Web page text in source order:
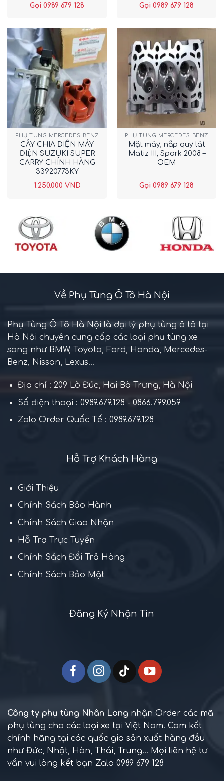
Gọi 0989 679 128 Gọi 0989 679 128
PHỤ TÙNG MERCEDES-BENZ
CÂY CHIA ĐIỆN MÁY
ĐIỆN SUZUKI SUPER
CARRY CHÍNH HÃNG
33920773KY
1.250.000 VND
PHỤ TÙNG MERCEDES-BENZ
Mặt máy, nắp quy lát
Matiz III, Spark 2008 –
OEM
Gọi 0989 679 128
Về Phụ Tùng Ô Tô Hà Nội
Phụ Tùng Ô Tô Hà Nội là đại lý phụ tùng ô tô tại
Hà Nội chuyên cung cấp các loại phụ tùng xe
sang như BMW, Toyota, Ford, Honda, Mercedes-
Benz, Nissan, Lexus...
Địa chỉ : 209 Lò Đúc, Hai Bà Trưng, Hà Nội
Số điện thoại : 0989.679.128 - 0866.799.059
Zalo Order Quốc Tế : 0989.679.128
Hỗ Trợ Khách Hàng
Giới Thiệu
Chính Sách Bảo Hành
Chính Sách Giao Nhận
Hỗ Trợ Trực Tuyến
Chính Sách Đổi Trả Hàng
Chính Sách Bảo Mật
Đăng Ký Nhận Tin
Công ty phụ tùng Nhân Long nhận Order các mã
phụ tùng cho các loại xe tại Việt Nam. Cam kết
chính hãng tại các quốc gia sản xuất hàng đầu
như Đức, Nhật, Hàn, Thái, Trung... Mọi liên hệ tư
vấn vui lòng kết bạn Zalo 0989 679 128